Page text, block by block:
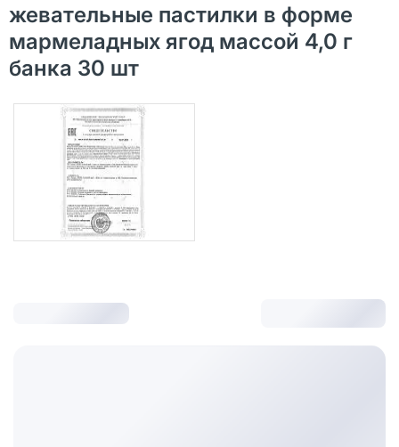
жевательные пастилки в форме
мармеладных ягод массой 4,0 г
банка 30 шт